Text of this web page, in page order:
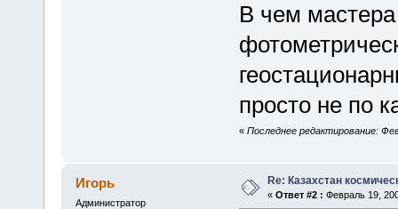
В чем мастера
просто не по
« Последнее редактирование:
Игорь
Администратор
Re: Казахстан
« Ответ #2 : Февраль 19,